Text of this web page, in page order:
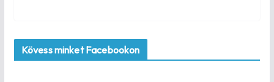
Kövess minket Facebookon